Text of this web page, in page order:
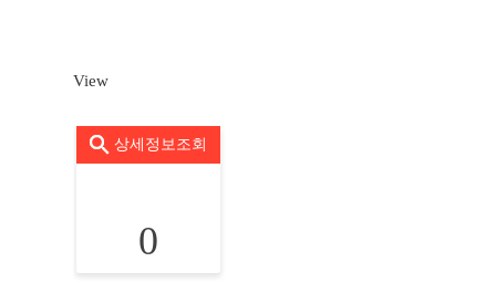
View
상세정보조회
0